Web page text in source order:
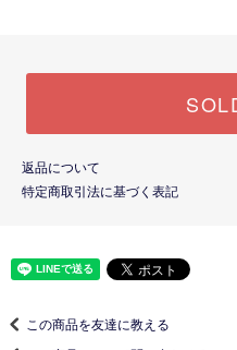
返品について
特定商取引法に基づく表記
この商品を友達に教える